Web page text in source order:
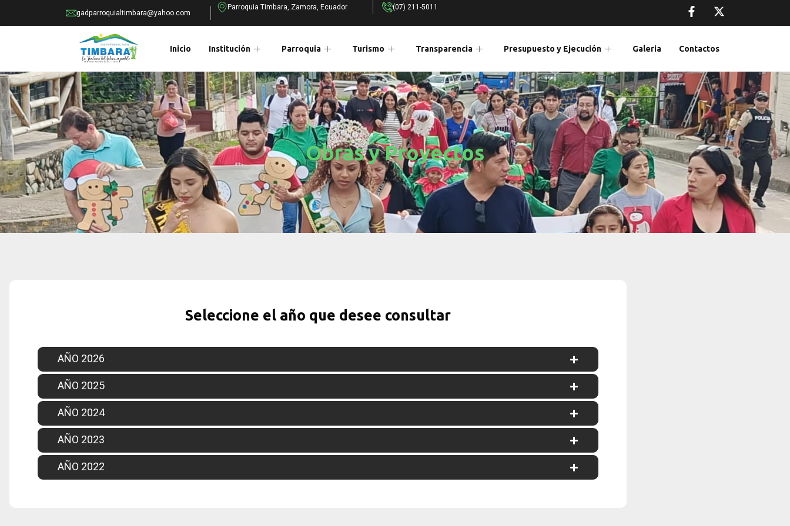
gadparroquialtimbara@yahoo.com
Parroquia Timbara, Zamora, Ecuador (07) 211-5011
Inicio Institución Parroquia Turismo Transparencia Presupuesto y Ejecución Galeria Contactos
Obras y Proyectos
Seleccione el año que desee consultar
AÑO 2026
AÑO 2025
AÑO 2024
AÑO 2023
AÑO 2022